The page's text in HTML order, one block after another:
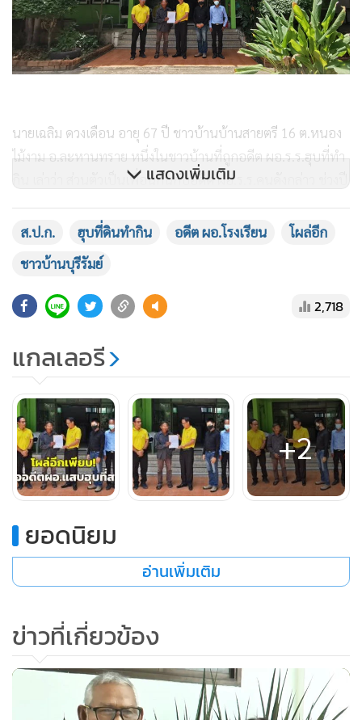
นายเฉลิม ดวงเดือน อายุ 67 ปี ชาวบ้านบ้านสายตรี 16 ต.หนอง
ไม้งาม อ.ละหานทราย หนึ่งในชาวบ้านที่ถูกอดีต ผอ.ร.ร.ฮุบที่ทำ
กิน เล่าว่า ส่วนตัวเป็นเพื่อนกันกับอดีต ผอ.ร.ร.คนดังกล่าว ช่วงปี
แรก 15,000 บาท โดยเอาใบ ส.ป.ก.4-01 ที่ได้รับอนุญาตให้ทำ
เอาเงินไปใช้จ่ายในครอบครัว หลังจากนั้น 3-4 เดือน ไปยืมอีก
10,000 บาท รวมเป็น 45,000 บาท
ช่วงที่ยังหาเงินไปจ่ายคืนไม่ได้ก็ให้อดีต ผอ.ร.ร.ทำประโยชน์ในที่
ทำกินของตนเอง ซึ่งเป็นที่ ส.ป.ก. จำนวน 3 ไร่ 3 งาน ซึ่งเขาก็
ปลูกมันทำประโยชน์มาตลอดเกือบ 20 ปี ที่ผ่านมาเคยจะเอาเงิน
ต้นพร้อมดอกเบี้ย 150,000 บาท ไปให้เขาเพื่อจะเอาที่ดินกลับ
คืน แต่เขาบอกว่าจะเอา 4 แสนบาทเพราะมันหลายปีแล้ว ก็ไม่มี
ปัญญาที่จะหาเงินไปจ่ายตามที่เขาเรียกได้ จึงได้มาร้อง ส.ป.ก.ให้
ตรวจสอบช่วยเหลือเอาที่ดินทำกินคืน
แสดงเพิ่มเติม
ส.ป.ก. ฮุบที่ดินทำกิน อดีต ผอ.โรงเรียน
โผล่อีก
ชาวบ้านบุรีรัมย์
2,718
แกลเลอรี
+2
ยอดนิยม
อ่านเพิ่มเติม
ข่าวที่เกี่ยวข้อง